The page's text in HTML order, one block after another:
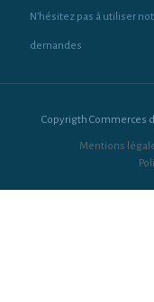
N’hésitez pas à utiliser
demandes
Copyrigth Commerces
Mentions